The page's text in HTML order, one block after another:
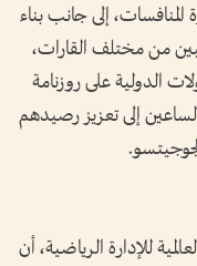
المنافسات، إلى جانب بناء
من مختلف القارات،
الدولية على روزنامة
إلى تعزيز رصيدهم
للإدارة الرياضية، أن